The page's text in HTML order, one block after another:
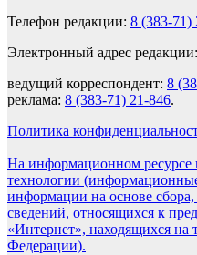
Телефон редакции: 8 (383-71)
Электронный адрес редакции:
ведущий корреспондент: 8
реклама: 8 (383-71) 21-846.
Политика
На информационном ресурсе
технологии
информации на основе сбора,
сведений, относящихся к
«Интернет», находящихся на
Федерации).